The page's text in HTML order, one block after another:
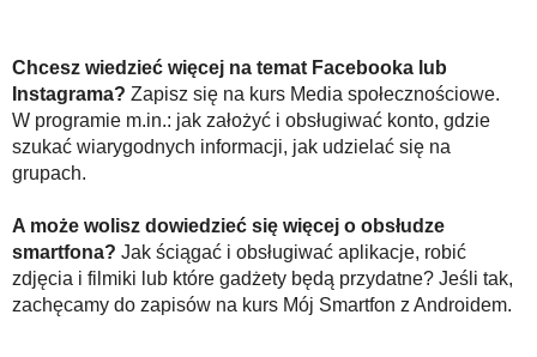
Chcesz wiedzieć więcej na temat Facebooka lub
Instagrama? Zapisz się na kurs Media społecznościowe.
W programie m.in.: jak założyć i obsługiwać konto, gdzie
szukać wiarygodnych informacji, jak udzielać się na
grupach.
A może wolisz dowiedzieć się więcej o obsłudze
smartfona? Jak ściągać i obsługiwać aplikacje, robić
zdjęcia i filmiki lub które gadżety będą przydatne? Jeśli tak,
zachęcamy do zapisów na kurs Mój Smartfon z Androidem.